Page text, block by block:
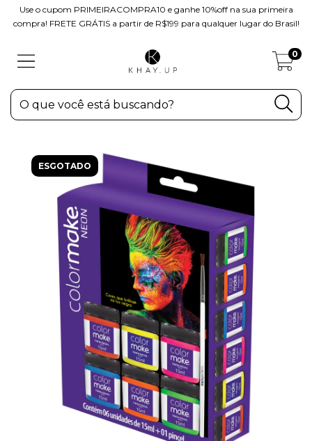
Use o cupom PRIMEIRACOMPRA10 e ganhe 10%off na sua primeira
compra! FRETE GRÁTIS a partir de R$199 para qualquer lugar do Brasil!
0
ESGOTADO